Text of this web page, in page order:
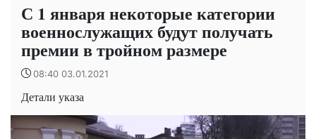
С 1 января некоторые категории
военнослужащих будут получать
премии в тройном размере
08:40 03.01.2021
Детали указа